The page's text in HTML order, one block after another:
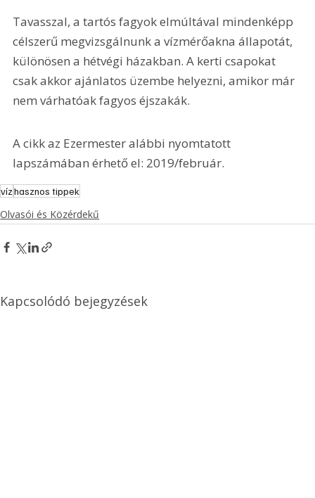
Tavasszal, a tartós fagyok elmúltával mindenképp
célszerű megvizsgálnunk a vízmérőakna állapotát,
különösen a hétvégi házakban. A kerti csapokat
csak akkor ajánlatos üzembe helyezni, amikor már
nem várhatóak fagyos éjszakák.
A cikk az Ezermester alábbi nyomtatott
lapszámában érhető el: 2019/február.
vízhasznos tippek
Olvasói és Közérdekű
Kapcsolódó bejegyzések